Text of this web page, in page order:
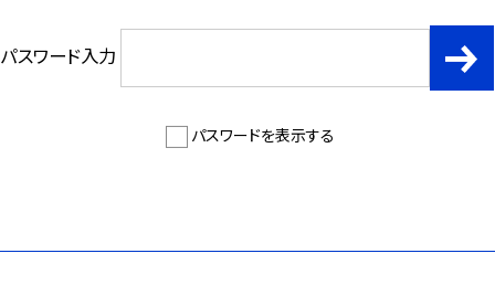
パスワード入力
パスワードを表示する